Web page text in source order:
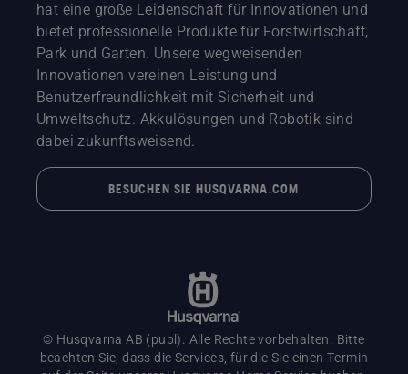
hat eine große Leidenschaft für Innovationen und
bietet professionelle Produkte für Forstwirtschaft,
Park und Garten. Unsere wegweisenden
Innovationen vereinen Leistung und
Benutzerfreundlichkeit mit Sicherheit und
Umweltschutz. Akkulösungen und Robotik sind
dabei zukunftsweisend.
BESUCHEN SIE HUSQVARNA.COM
© Husqvarna AB (publ). Alle Rechte vorbehalten. Bitte
beachten Sie, dass die Services, für die Sie einen Termin